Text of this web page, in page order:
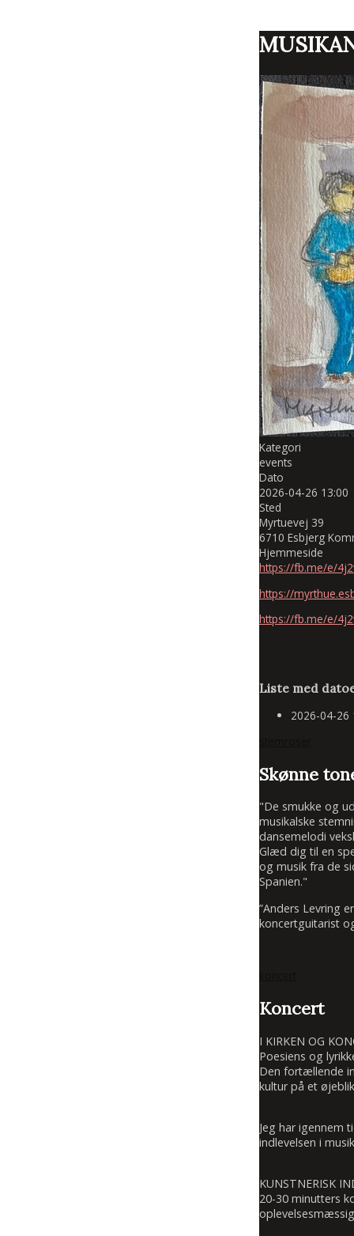
Kategori
events
Dato
2026-04-26 13:00
Sted
Myrtuevej 39
6710 Esbjerg
Hjemmeside
https://fb.me/e/
https://
https://fb.me/e/
Liste med
2026-04-26
Skønne
"De smukke og
musikalske
dansemelodi
Glæd dig til en
og musik fra de
Spanien."
”Anders Levring
koncertguitarist
Koncert
I KIRKEN OG
Poesiens og
Den fortællende
kultur på et
Jeg har
indlevelsen i
KUNSTNERISK
20-30 minutters